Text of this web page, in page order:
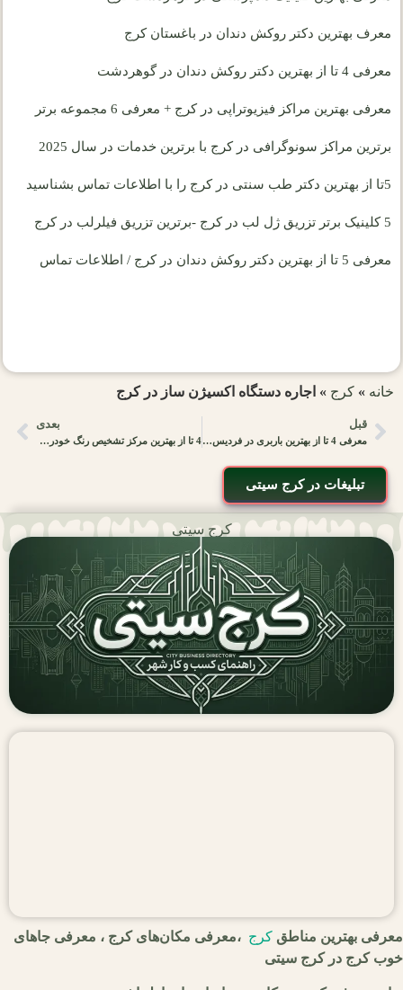
معرف بهترین دکتر روکش دندان در باغستان کرج
معرفی 4 تا از بهترین دکتر روکش دندان در گوهردشت
معرفی بهترین مراکز فیزیوتراپی در کرج + معرفی 6 مجموعه برتر
برترین مراکز سونوگرافی در کرج با برترین خدمات در سال 2025
5تا از بهترین دکتر طب سنتی در کرج را با اطلاعات تماس بشناسید
5 کلینیک برتر تزریق ژل لب در کرج -برترین تزریق فیلرلب در کرج
معرفی 5 تا از بهترین دکتر روکش دندان در کرج / اطلاعات تماس
خانه » کرج » اجاره دستگاه اکسیژن ساز در کرج
قبل
معرفی 4 تا از بهترین باربری در فردیس کرج {به همراه مشخصات}
بعدی
4 تا از بهترین مرکز تشخیص رنگ خودرو در کرج |خدمات و اطلاعات|
تبلیغات در کرج سیتی
کرج سیتی
معرفی بهترین مناطق کرج ،معرفی مکان‌های کرج ، معرفی جاهای
خوب کرج در کرج سیتی